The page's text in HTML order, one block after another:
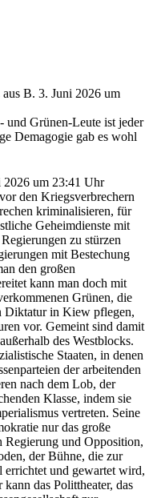
aus B. 3. Juni 2026 um
Grünen-Leute ist jeder
Demagogie gab es wohl
2026 um 23:41 Uhr
den Kriegsverbrechern
kriminalisieren, für
Geheimdienste mit
zu stürzen
mit Bestechung
den großen
kann man doch mit
Grünen, die
Diktatur in Kiew pflegen,
vor. Gemeint sind damit
des Westblocks.
Staaten, in denen
der arbeitenden
nach dem Lob, der
Klasse, indem sie
vertreten. Seine
nur das große
Regierung und Opposition,
der Bühne, die zur
und gewartet wird,
kann das Polittheater, das